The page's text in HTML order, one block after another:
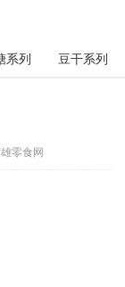
系列 豆干系列
零食网